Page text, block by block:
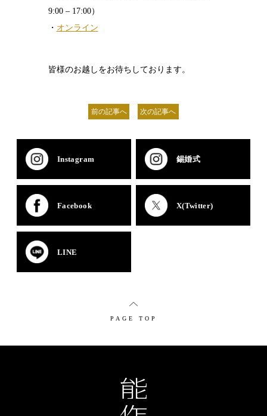
9:00 – 17:00）
・ オンライン
皆様のお越しをお待ちしております。
前の記事へ 次の記事へ
Instagram 錫婚式
Facebook X(Twitter)
LINE
PAGE TOP